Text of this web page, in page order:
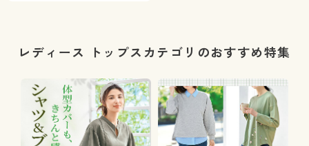
レディース トップスカテゴリのおすすめ特集